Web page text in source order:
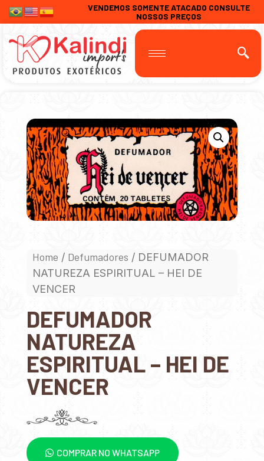
VENDEMOS SOMENTE ATACADO CONSULTE
NOSSOS PREÇOS
Home / Defumadores / DEFUMADOR
NATUREZA ESPIRITUAL – HEI DE
VENCER
DEFUMADOR
NATUREZA
ESPIRITUAL – HEI DE
VENCER
COMPRAR NO WHATSAPP